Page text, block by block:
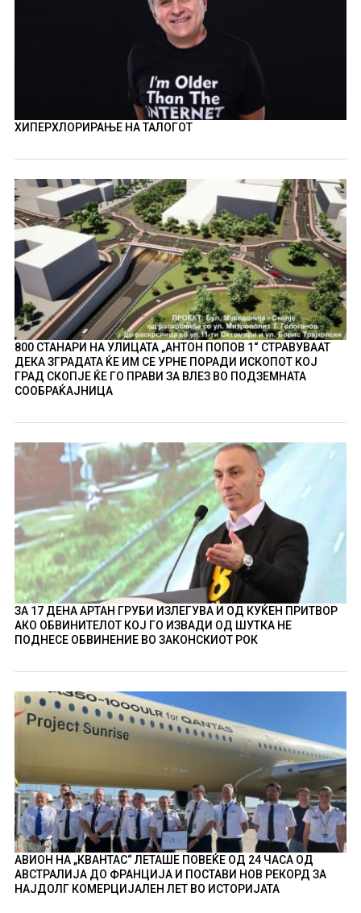
ХИПЕРХЛОРИРАЊЕ НА ТАЛОГОТ
800 СТАНАРИ НА УЛИЦАТА „АНТОН ПОПОВ 1“ СТРАВУВААТ
ДЕКА ЗГРАДАТА ЌЕ ИМ СЕ УРНЕ ПОРАДИ ИСКОПОТ КОЈ
ГРАД СКОПЈЕ ЌЕ ГО ПРАВИ ЗА ВЛЕЗ ВО ПОДЗЕМНАТА
СООБРАЌАЈНИЦА
ЗА 17 ДЕНА АРТАН ГРУБИ ИЗЛЕГУВА И ОД КУЌЕН ПРИТВОР
АКО ОБВИНИТЕЛОТ КОЈ ГО ИЗВАДИ ОД ШУТКА НЕ
ПОДНЕСЕ ОБВИНЕНИЕ ВО ЗАКОНСКИОТ РОК
АВИОН НА „КВАНТАС“ ЛЕТАШЕ ПОВЕЌЕ ОД 24 ЧАСА ОД
АВСТРАЛИЈА ДО ФРАНЦИЈА И ПОСТАВИ НОВ РЕКОРД ЗА
НАЈДОЛГ КОМЕРЦИЈАЛЕН ЛЕТ ВО ИСТОРИЈАТА